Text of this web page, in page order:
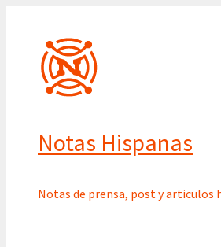
contenido
Notas Hispanas
Notas de prensa, post y articulos